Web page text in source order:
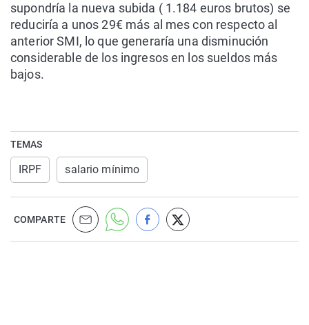
supondría la nueva subida ( 1.184 euros brutos) se
reduciría a unos 29€ más al mes con respecto al
anterior SMI, lo que generaría una disminución
considerable de los ingresos en los sueldos más
bajos.
TEMAS
IRPF salario mínimo
COMPARTE